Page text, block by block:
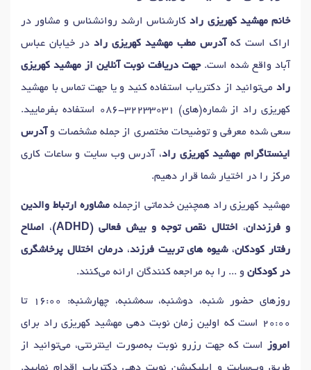
خانم مهشید کهریزی رادکارشناس ارشد روانشناس و مشاور در
اراک است که آدرس مطب مهشید کهریزی راد در خیابان عباس
آباد واقع شده است.جهت دریافت نوبت آنلاین از مهشید کهریزی
راد می‌توانید از دکتریاب استفاده کنید و یا جهت تماس با مهشید
کهریزی راد از شماره(های)
086-32233031
استفاده بفرمایید.
سعی شده معرفی و توضیحات مختصری از جمله مشخصات و آدرس
اینستاگرام مهشید کهریزی راد، آدرس وب سایت و ساعات کاری
مرکز را در اختیار شما قرار دهیم.
مهشید کهریزی راد همچنین خدماتی ازجمله مشاوره ارتباط والدین
و فرزندان، اختلال نقص توجه و بیش فعالی (ADHD) ، اصلاح
رفتار کودکان،شیوه های تربیت فرزند،درمان اختلال پرخاشگری
در کودکان و ... را به مراجعه کنندگان ارائه می‌کنند.
روزهای حضور شنبه، دوشنبه، سه‌شنبه، چهارشنبه: 16:00 تا
20:00 است که اولین زمان نوبت دهی مهشید کهریزی راد برای
امروز
است که جهت رزرو نوبت به‌صورت اینترنتی، می‌توانید از